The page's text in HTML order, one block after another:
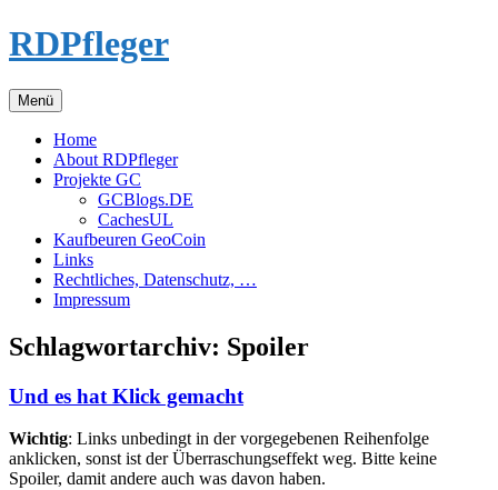
Zum
Inhalt
RDPfleger
Menü
Home
About RDPfleger
Projekte GC
GCBlogs.DE
CachesUL
Kaufbeuren GeoCoin
Links
Rechtliches, Datenschutz, …
Impressum
Schlagwortarchiv: Spoiler
Und es hat Klick gemacht
Wichtig: Links unbedingt in der vorgegebenen Reihenfolge
anklicken, sonst ist der Überraschungseffekt weg. Bitte keine
Spoiler, damit andere auch was davon haben.